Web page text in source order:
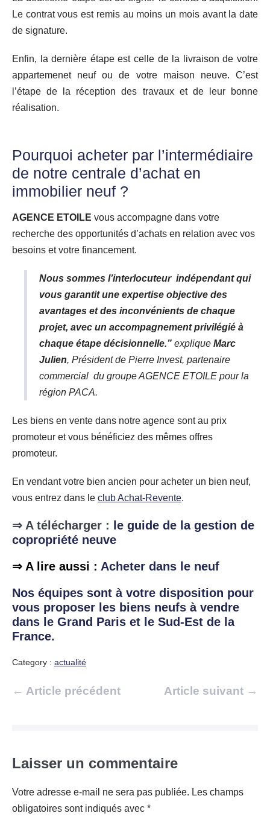
Le contrat vous est remis au moins un mois avant la date
de signature.
Enfin, la dernière étape est celle de la livraison de votre
appartemenet neuf ou de votre maison neuve. C’est
l’étape de la réception des travaux et de leur bonne
réalisation.
Pourquoi acheter par l’intermédiaire
de notre centrale d’achat en
immobilier neuf ?
AGENCE ETOILE vous accompagne dans votre
recherche des opportunités d’achats en relation avec vos
besoins et votre financement.
Nous sommes l’interlocuteur indépendant qui
vous garantit une expertise objective des
avantages et des inconvénients de chaque
projet, avec un accompagnement privilégié à
chaque étape décisionnelle.” explique Marc
Julien, Président de Pierre Invest, partenaire
commercial du groupe AGENCE ETOILE pour la
région PACA.
Les biens en vente dans notre agence sont au prix
promoteur et vous bénéficiez des mêmes offres
promoteur.
En vendant votre bien ancien pour acheter un bien neuf,
vous entrez dans le club Achat-Revente.
⇒ A télécharger : le guide de la gestion de
copropriété neuve
⇒ A lire aussi : Acheter dans le neuf
Nos équipes sont à votre disposition pour
vous proposer les biens neufs à vendre
dans le Grand Paris et le Sud-Est de la
France.
Category : actualité
Navigation
← Article précédent Article suivant →
Laisser un commentaire
Votre adresse e-mail ne sera pas publiée. Les champs
obligatoires sont indiqués avec *